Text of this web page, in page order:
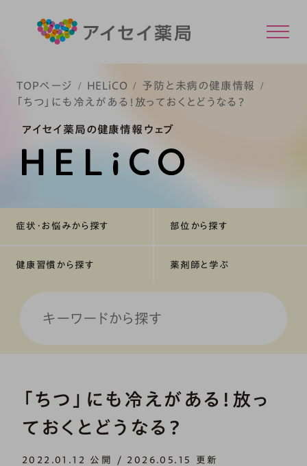
TOPページ HELiCO
予防と未病の健康情報
「ちつ」にも冷えがある！放っておくとどうなる？
アイセイ薬局の健康情報ウェブ
症状・お悩みから探す 部位から探す
健康習慣から探す 薬剤師と学ぶ
「ちつ」にも冷えがある！放っ
ておくとどうなる？
2022.01.12 公開 / 2026.05.15 更新